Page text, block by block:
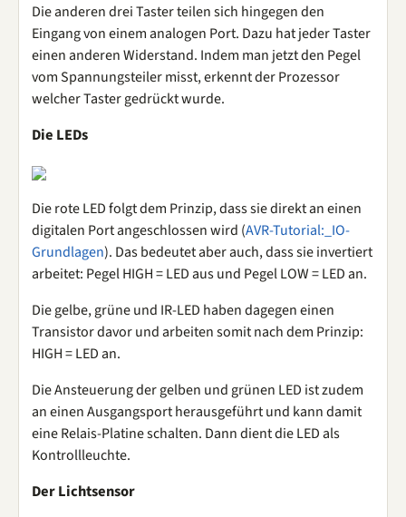
Die anderen drei Taster teilen sich hingegen den
Eingang von einem analogen Port. Dazu hat jeder Taster
einen anderen Widerstand. Indem man jetzt den Pegel
vom Spannungsteiler misst, erkennt der Prozessor
welcher Taster gedrückt wurde.
Die LEDs
Die rote LED folgt dem Prinzip, dass sie direkt an einen
digitalen Port angeschlossen wird (AVR-Tutorial:_IO-
Grundlagen). Das bedeutet aber auch, dass sie invertiert
arbeitet: Pegel HIGH = LED aus und Pegel LOW = LED an.
Die gelbe, grüne und IR-LED haben dagegen einen
Transistor davor und arbeiten somit nach dem Prinzip:
HIGH = LED an.
Die Ansteuerung der gelben und grünen LED ist zudem
an einen Ausgangsport herausgeführt und kann damit
eine Relais-Platine schalten. Dann dient die LED als
Kontrollleuchte.
Der Lichtsensor